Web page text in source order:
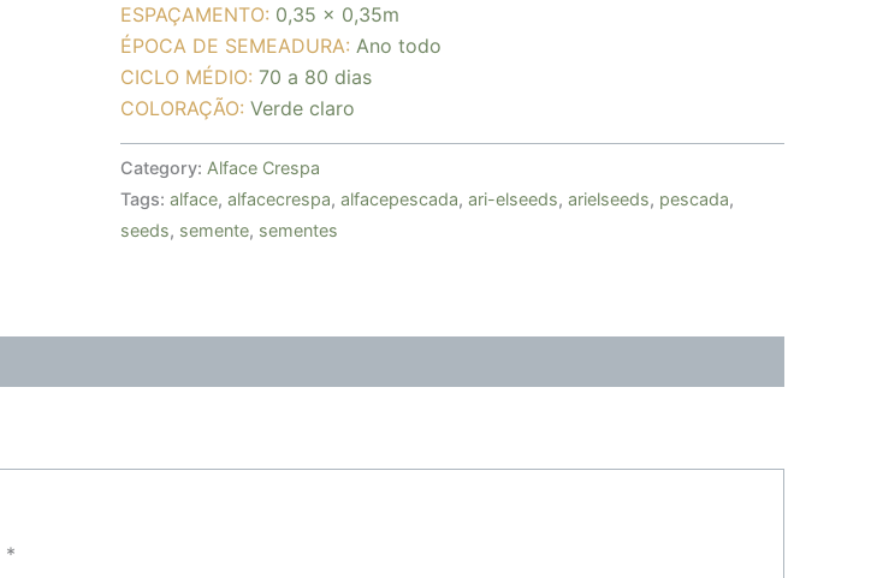
ESPAÇAMENTO: 0,35 x 0,35m
ÉPOCA DE SEMEADURA: Ano todo
CICLO MÉDIO: 70 a 80 dias
COLORAÇÃO: Verde claro
Category: Alface Crespa
Tags: alface, alfacecrespa, alfacepescada, ari-elseeds, arielseeds, pescada,
seeds, semente, sementes
*